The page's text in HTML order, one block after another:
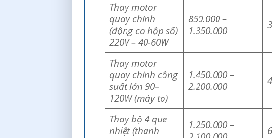
Thay motor
quay chính
(động cơ hộp số)
220V – 40-60W
850.000 –
1.350.000
Thay motor
quay chính công
suất lớn 90–
120W (máy to)
1.450.000 –
2.200.000
Thay bộ 4 que
nhiệt (thanh
1.250.000 –